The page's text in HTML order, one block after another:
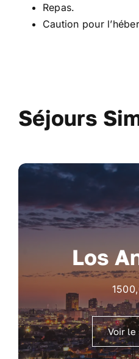
Repas.
Caution pour
Séjours
Los
Voir le